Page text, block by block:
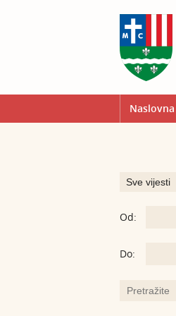
Naslovna
Od:
Do: